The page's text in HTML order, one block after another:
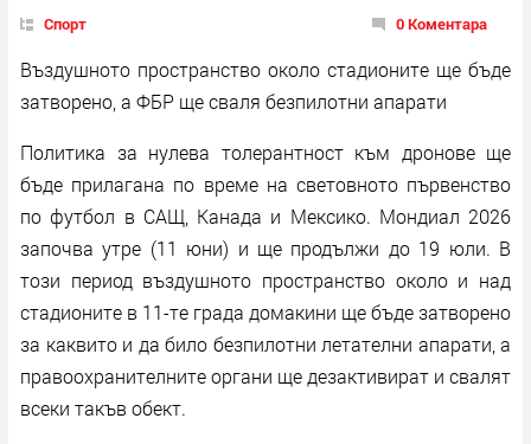
Спорт 0 Коментара
Въздушното пространство около стадионите ще бъде
затворено, а ФБР ще сваля безпилотни апарати
Политика за нулева толерантност към дронове ще
бъде прилагана по време на световното първенство
по футбол в САЩ, Канада и Мексико. Мондиал 2026
започва утре (11 юни) и ще продължи до 19 юли. В
този период въздушното пространство около и над
стадионите в 11-те града домакини ще бъде затворено
за каквито и да било безпилотни летателни апарати, а
правоохранителните органи ще дезактивират и свалят
всеки такъв обект.